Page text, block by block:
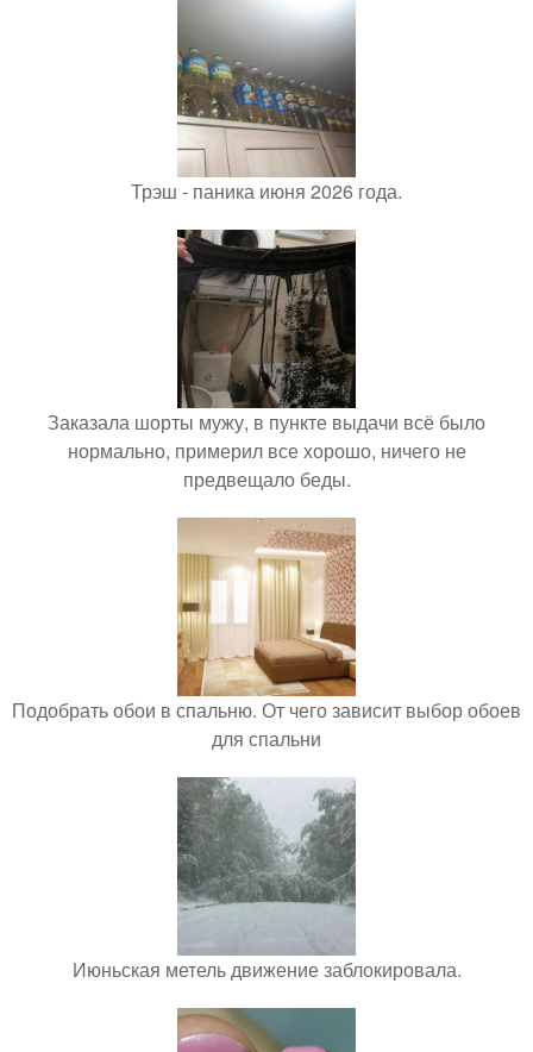
Трэш - паника июня 2026 года.
Заказала шорты мужу, в пункте выдачи всё было
нормально, примерил все хорошо, ничего не
предвещало беды.
Подобрать обои в спальню. От чего зависит выбор обоев
для спальни
Июньская метель движение заблокировала.